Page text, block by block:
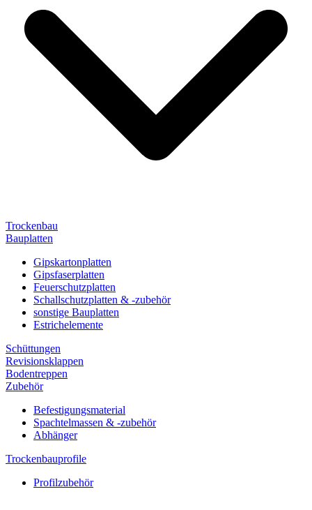
Trockenbau
Bauplatten
Gipskartonplatten
Gipsfaserplatten
Feuerschutzplatten
Schallschutzplatten & -zubehör
sonstige Bauplatten
Estrichelemente
Schüttungen
Revisionsklappen
Bodentreppen
Zubehör
Befestigungsmaterial
Spachtelmassen & -zubehör
Abhänger
Trockenbauprofile
Profilzubehör